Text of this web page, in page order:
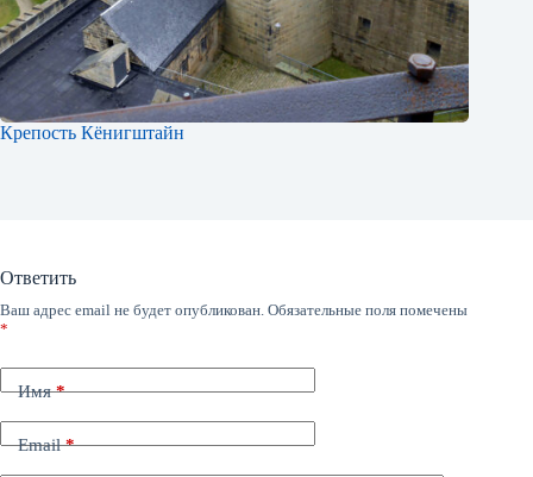
Крепость Кёнигштайн
Ответить
Ваш адрес email не будет опубликован. Обязательные поля помечены
*
Имя*
Email*